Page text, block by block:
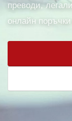
преводи,
онлайн